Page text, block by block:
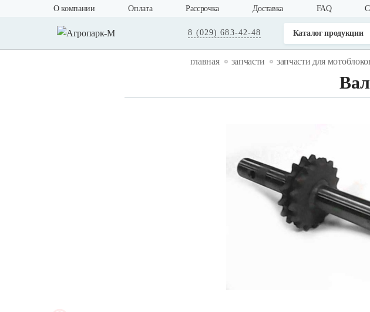
О компании Оплата Рассрочка Доставка FAQ
8 (029) 683-42-48 Каталог продукции
главная запчасти запчасти для